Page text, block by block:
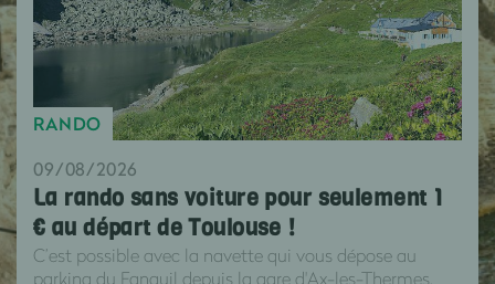
RANDO
09/08/2026
La rando sans voiture pour seulement 1
€ au départ de Toulouse !
C’est possible avec la navette qui vous dépose au
parking du Fanguil depuis la gare d'Ax-les-Thermes.